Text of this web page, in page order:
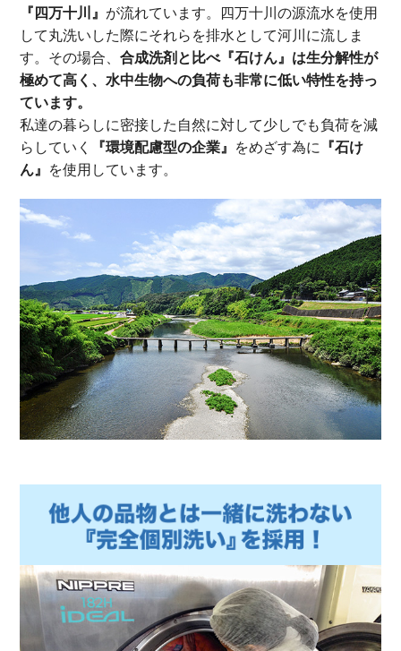
『四万十川』 が流れています。四万十川の源流水を使用
して丸洗いした際にそれらを排水として河川に流しま
す。その場合、合成洗剤と比べ『石けん』は生分解性が
極めて高く、水中生物への負荷も非常に低い特性を持っ
ています。
私達の暮らしに密接した自然に対して少しでも負荷を減
らしていく
『環境配慮型の企業』 をめざす為に
『石け
ん』 を使用しています。